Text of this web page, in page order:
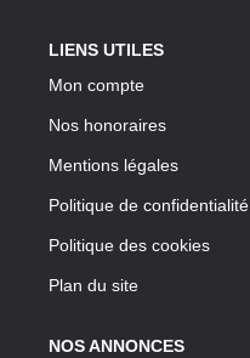
LIENS UTILES
Mon compte
Nos honoraires
Mentions légales
Politique de confidentialité
Politique des cookies
Plan du site
NOS ANNONCES